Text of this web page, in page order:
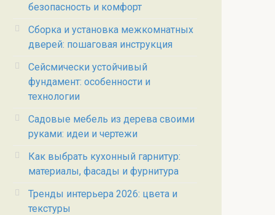
безопасность и комфорт
Сборка и установка межкомнатных
дверей: пошаговая инструкция
Сейсмически устойчивый
фундамент: особенности и
технологии
Садовые мебель из дерева своими
руками: идеи и чертежи
Как выбрать кухонный гарнитур:
материалы, фасады и фурнитура
Тренды интерьера 2026: цвета и
текстуры